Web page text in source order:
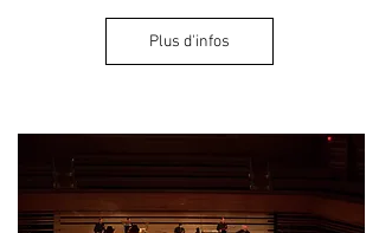
Plus d'infos